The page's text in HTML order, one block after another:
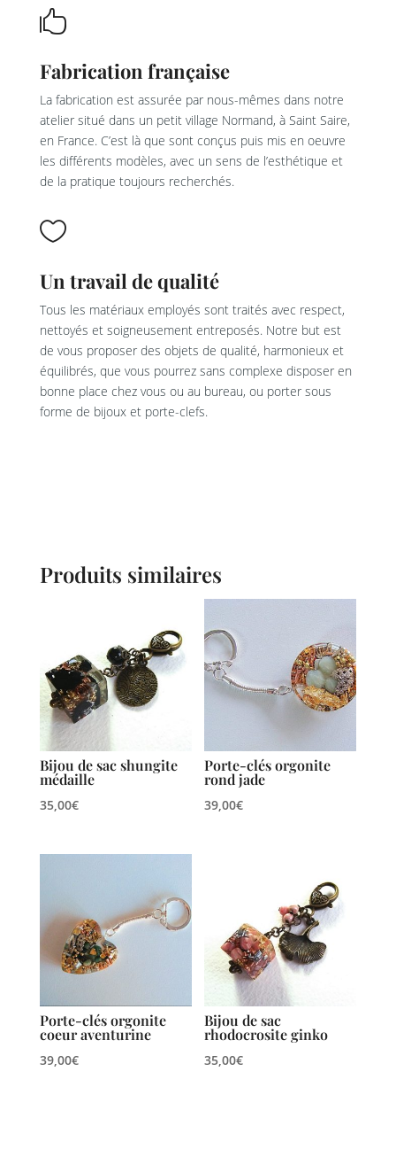

Fabrication française
La fabrication est assurée par nous-mêmes dans notre
atelier situé dans un petit village Normand, à Saint Saire,
en France. C’est là que sont conçus puis mis en oeuvre
les différents modèles, avec un sens de l’esthétique et
de la pratique toujours recherchés.

Un travail de qualité
Tous les matériaux employés sont traités avec respect,
nettoyés et soigneusement entreposés. Notre but est
de vous proposer des objets de qualité, harmonieux et
équilibrés, que vous pourrez sans complexe disposer en
bonne place chez vous ou au bureau, ou porter sous
forme de bijoux et porte-clefs.
Produits similaires
Bijou de sac shungite
médaille
35,00€
Porte-clés orgonite
rond jade
39,00€
Porte-clés orgonite
coeur aventurine
39,00€
Bijou de sac
rhodocrosite ginko
35,00€